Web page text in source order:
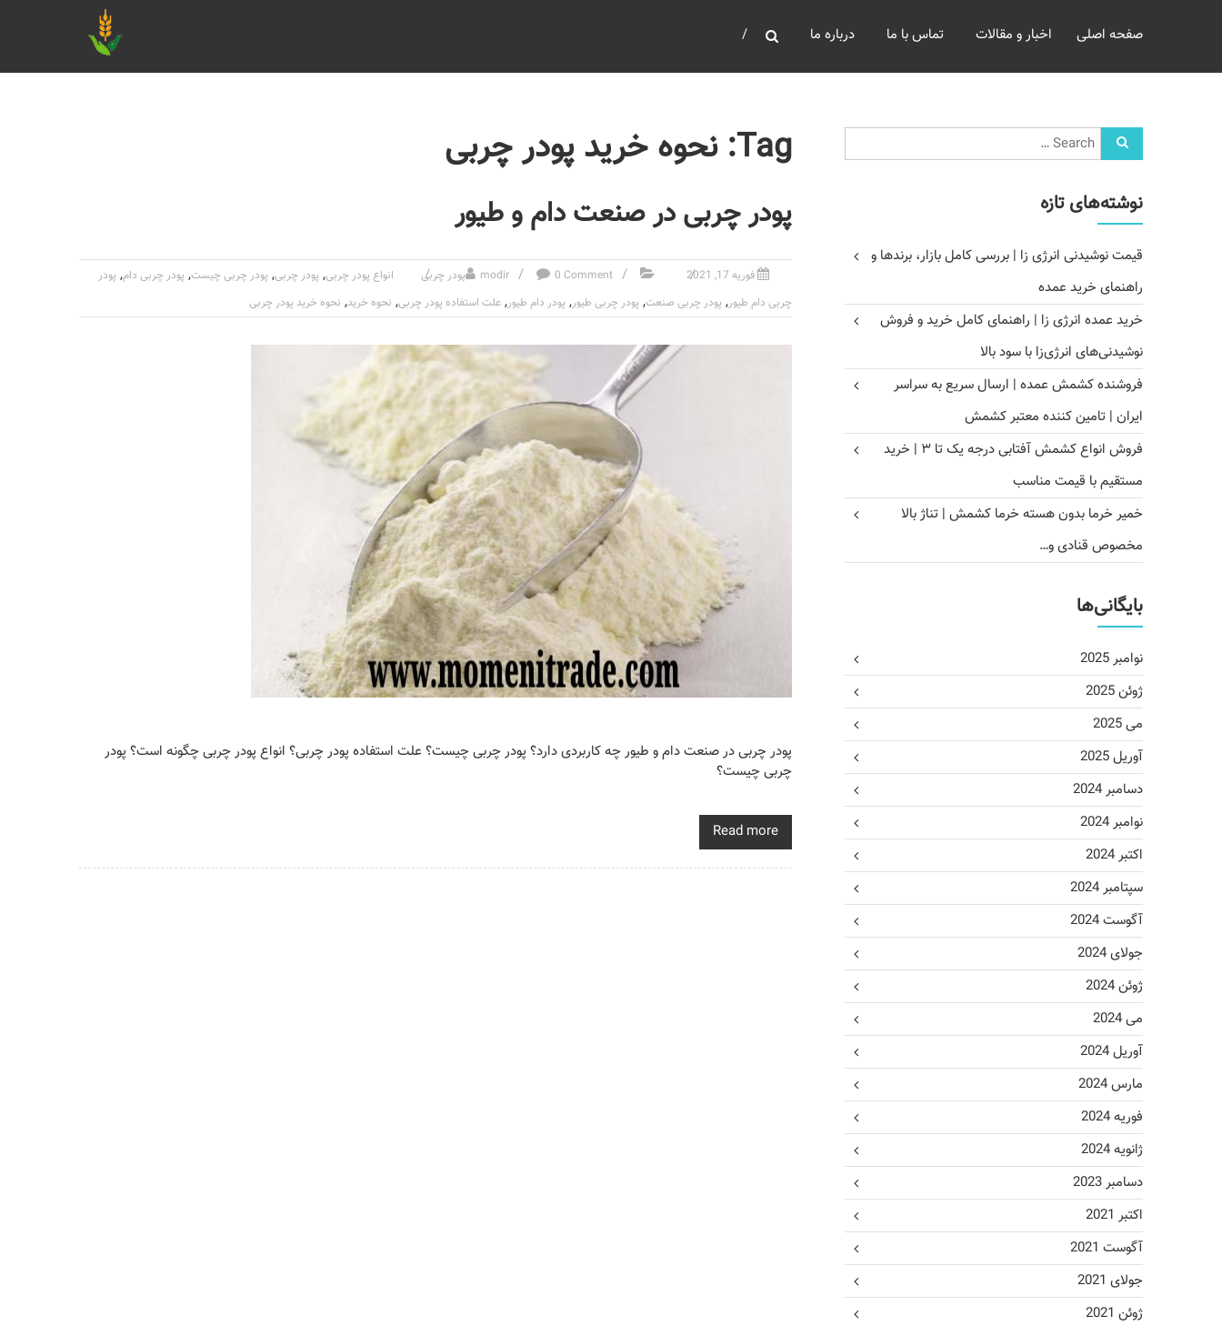
خرید
غلات
مومنی
صفحه اصلی اخبار و مقالات تماس با ما درباره ما
Tag: نحوه خرید پودر چربی
پودر چربی در صنعت دام و طیور
فوریه 17, 2021 modir 0 Comment پودر چربی انواع پودر چربی, پودر چربی, پودر چربی چیست, پودر چربی دام, پودر
چربی دام طیور, پودر چربی صنعت, پودر چربی طیور, پودر دام طیور,علت استفاده پودر چربی, نحوه خرید, نحوه خرید پودر چربی
پودر چربی در صنعت دام و طیور چه کاربردی دارد؟ پودر چربی چیست؟ علت استفاده پودر چربی؟ انواع پودر چربی چگونه است؟ پودر
چربی چیست؟
Read more
نوشته‌های تازه
قیمت نوشیدنی انرژی زا | بررسی کامل بازار، برندها و
راهنمای خرید عمده
خرید عمده انرژی زا | راهنمای کامل خرید و فروش
نوشیدنی‌های انرژی‌زا با سود بالا
فروشنده کشمش عمده | ارسال سریع به سراسر
ایران | تامین کننده معتبر کشمش
فروش انواع کشمش آفتابی درجه یک تا ۳ | خرید
مستقیم با قیمت مناسب
خمیر خرما بدون هسته خرما کشمش | تناژ بالا
مخصوص قنادی و…
بایگانی‌ها
نوامبر 2025
ژوئن 2025
می 2025
آوریل 2025
دسامبر 2024
نوامبر 2024
اکتبر 2024
سپتامبر 2024
آگوست 2024
جولای 2024
ژوئن 2024
می 2024
آوریل 2024
مارس 2024
فوریه 2024
ژانویه 2024
دسامبر 2023
اکتبر 2021
آگوست 2021
جولای 2021
ژوئن 2021